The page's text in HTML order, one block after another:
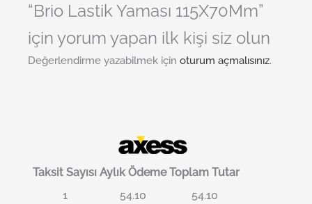
“Brio Lastik Yaması 115X70Mm”
için yorum yapan ilk kişi siz olun
Değerlendirme yazabilmek için oturum açmalısınız.
Taksit Sayısı Aylık Ödeme Toplam Tutar
1
54.10
54.10